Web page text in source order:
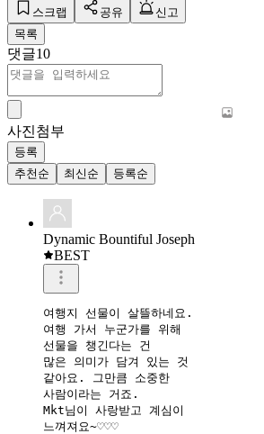
스크랩 공유
신고
목록
댓글10
사진첨부
등록
추천순
최신순 등록순
Dynamic Bountiful Joseph
BEST
여행지 선물이 살뜰하네요.
여행 가서 누군가를 위해
선물을 챙긴다는 건
많은 의미가 담겨 있는 것
같아요. 그만큼 소중한
사람이라는 거죠.
Mkt님이 사랑받고 계심이
느껴져요~♡♡♡